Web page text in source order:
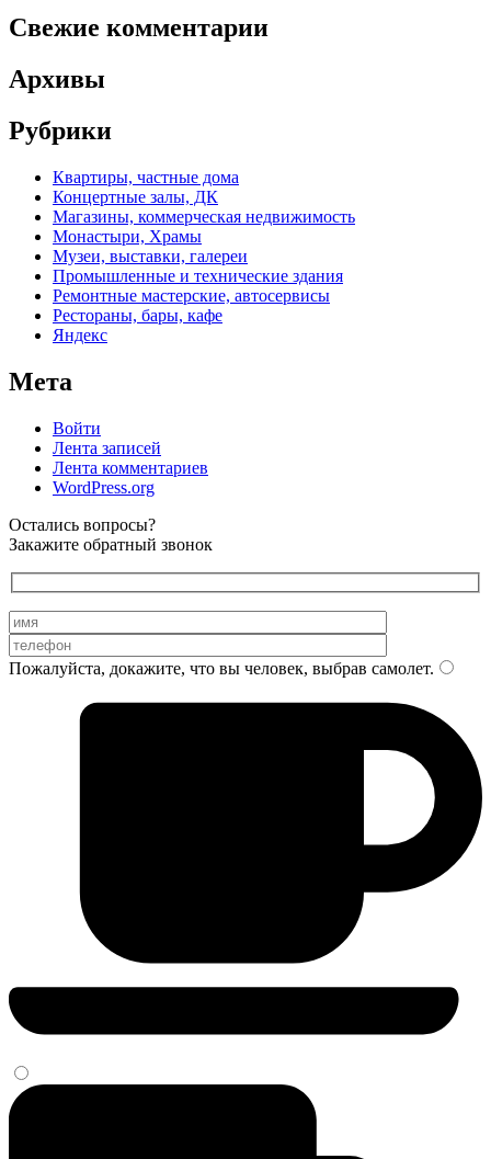
Свежие комментарии
Архивы
Рубрики
Квартиры, частные дома
Концертные залы, ДК
Магазины, коммерческая недвижимость
Монастыри, Храмы
Музеи, выставки, галереи
Промышленные и технические здания
Ремонтные мастерские, автосервисы
Рестораны, бары, кафе
Яндекс
Мета
Войти
Лента записей
Лента комментариев
WordPress.org
Остались вопросы?
Закажите обратный звонок
Пожалуйста, докажите, что вы человек, выбрав самолет.